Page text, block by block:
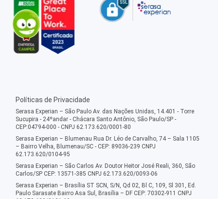
Políticas de Privacidade
Serasa Experian – São Paulo Av. das Nações Unidas, 14.401 - Torre
Sucupira - 24ºandar - Chácara Santo Antônio, São Paulo/SP -
CEP:04794-000 - CNPJ 62.173.620/0001-80
Serasa Experian – Blumenau Rua Dr. Léo de Carvalho, 74 – Sala 1105
– Bairro Velha, Blumenau/SC - CEP: 89036-239 CNPJ
62.173.620/0104-95
Serasa Experian – São Carlos Av. Doutor Heitor José Reali, 360, São
Carlos/SP CEP: 13571-385 CNPJ 62.173.620/0093-06
Serasa Experian – Brasília ST SCN, S/N, Qd 02, Bl C, 109, Sl 301, Ed.
Paulo Sarasate Bairro Asa Sul, Brasília – DF CEP: 70302-911 CNPJ